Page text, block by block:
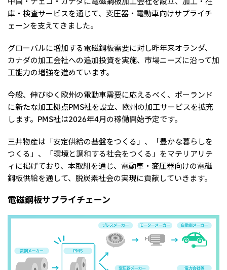
会社案内 会社紹介映像
2026.8.4 適時開示
2026.8.4 リリース
令和8年熊本地震被害に対する支援について
2026.8.4 適時開示
2027年3月期第1四半期決算
社会貢献活動
ライブラリー
「三井物産の森」LEAPアプローチ
サステナビリティレポー
統合報告書
株主・株式基本情報
IRカレンダー
IRサポート
決算短信・決算情報 統合報告書
2026.8.4
2027年3月期第1四半期決算説明会を開催しました
2026.8.4 適時開示
従業員向け株式報酬制度の継続
2026.8.4 適時開示
採用情報
本店新卒採用・キャリア採用
グループ会社採用情報
Network Website
トップ
日本
三井物産株式会社（本店）
北米
米国三井物産株式会社
カナダ三井物産株式会社
中南米
メキシコ三井物産有限会社
チリ三井物産有限会社
ブラジル三井物産株式会社
欧州三井物産株式会社
Social Media
InstagramTwitter Facebook
庫・検査サービスを通じて、変圧器・電動車向けサプライチ
ェーンを支えてきました。
グローバルに増加する電磁鋼板需要に対し昨年来オランダ、
カナダの加工会社への追加投資を実施、市場ニーズに沿って加
工能力の増強を進めています。
今般、伸びゆく欧州の電動車需要に応えるべく、ポーランド
に新たな加工拠点PMS社を設立、欧州の加工サービスを拡充
します。PMS社は2026年4月の稼働開始予定です。
三井物産は「安定供給の基盤をつくる」、「豊かな暮らしを
つくる」、「環境と調和する社会をつくる」をマテリアリテ
ィに掲げており、本取組を通じ、電動車・変圧器向けの電磁
鋼板供給を通して、脱炭素社会の実現に貢献していきます。
電磁鋼板サプライチェーン